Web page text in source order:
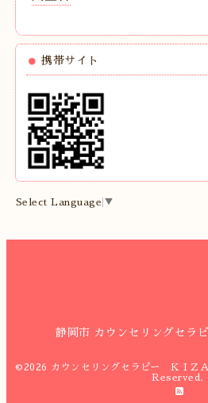
携帯サイト
Select Language ▼
静岡市 カウンセリングセラ
©2026 カウンセリングセラピー ＫＩＺ
Reserved.